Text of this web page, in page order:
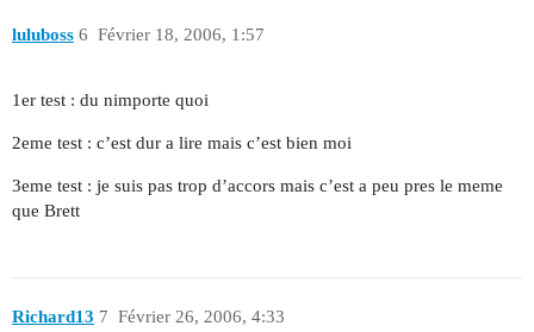
luluboss Février 18, 2006, 1:57
6
1er test : du nimporte quoi
2eme test : c’est dur a lire mais c’est bien moi
3eme test : je suis pas trop d’accors mais c’est a peu pres le meme
que Brett
Richard13 Février 26, 2006, 4:33
7